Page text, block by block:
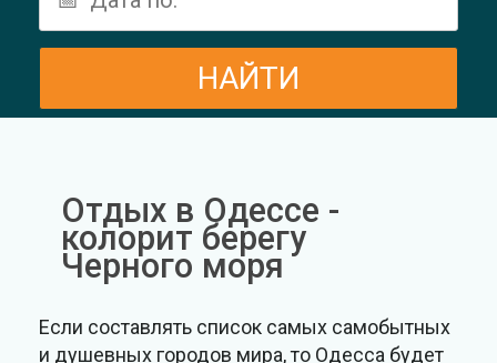
Отдых в Одессе -
колорит берегу
Черного моря
Если составлять список самых самобытных
и душевных городов мира, то Одесса будет